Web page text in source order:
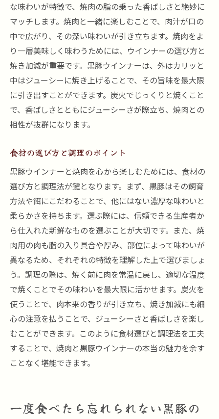
な味わいが特徴で、焼肉の脂の乗った香ばしさと絶妙に
マッチします。焼肉と一緒に楽しむことで、肉汁が口の
中で広がり、その深い味わいが引き立ちます。焼肉をよ
り一層美味しく味わうためには、ウインナーの選び方と
焼き加減が重要です。黒豚ウインナーは、外はカリッと
中はジューシーに焼き上げることで、その旨味を最大限
に引き出すことができます。炭火でじっくりと焼くこと
で、香ばしさとともにジューシーさが際立ち、焼肉との
相性が抜群になります。
食材の選び方と調理のポイント
黒豚ウインナーと焼肉を心から楽しむためには、食材の
選び方と調理法が鍵となります。まず、黒豚はその飼育
方法や餌にこだわることで、他にはない濃厚な味わいと
柔らかさを持ちます。選ぶ際には、信頼できる生産者か
ら仕入れた新鮮なものを選ぶことが大切です。また、焼
肉用の肉も脂の入り具合や厚み、部位によって味わいが
異なるため、それぞれの特徴を理解した上で選びましょ
う。調理の際は、焼く前に肉を常温に戻し、適切な温度
で焼くことでその味わいを最大限に活かせます。炭火を
使うことで、肉本来の香りが引き立ち、焼き加減にも細
心の注意を払うことで、ジューシーさと香ばしさを楽し
むことができます。このように食材選びと調理法を工夫
することで、焼肉と黒豚ウインナーの本当の魅力を余す
ことなく堪能できます。
一度食べたら忘れられない黒豚の